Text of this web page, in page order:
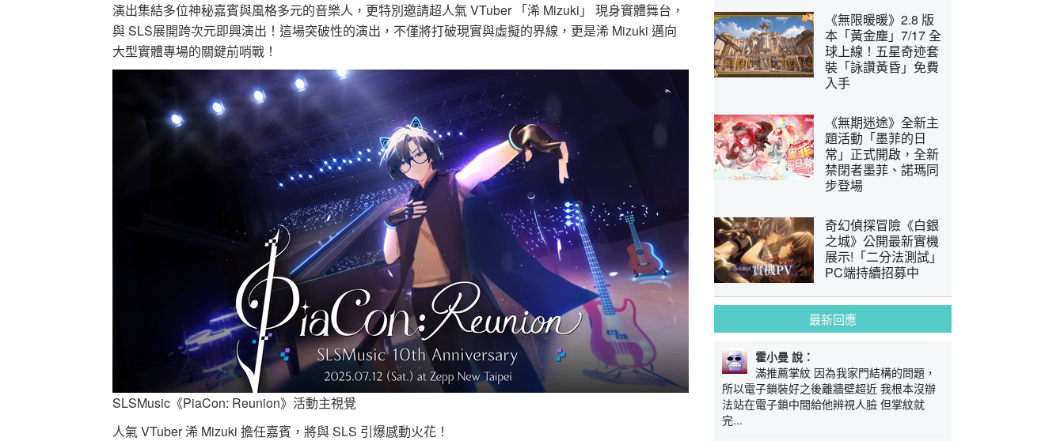
演出集結多位神秘嘉賓與風格多元的音樂人，更特別邀請超人氣 VTuber 「浠 Mizuki」 現身實體舞台，
與 SLS展開跨次元即興演出！這場突破性的演出，不僅將打破現實與虛擬的界線，更是浠 Mizuki 邁向
大型實體專場的關鍵前哨戰！
SLSMusic《PiaCon: Reunion》活動主視覺
人氣 VTuber 浠 Mizuki 擔任嘉賓，將與 SLS 引爆感動火花！
《無限暖暖》2.8 版
本「黃金塵」7/17 全
球上線！五星奇迹套
裝「詠讚黃昏」免費
入手
《無期迷途》全新主
題活動「墨菲的日
常」正式開啟，全新
禁閉者墨菲、諾瑪同
步登場
奇幻偵探冒險《白銀
之城》公開最新實機
展示!「二分法測試」
PC端持續招募中
最新回應
霍小曼 說：
滿推薦掌紋 因為我家門結構的問題，
所以電子鎖裝好之後離牆壁超近 我根本沒辦
法站在電子鎖中間給他辨視人臉 但掌紋就
完...